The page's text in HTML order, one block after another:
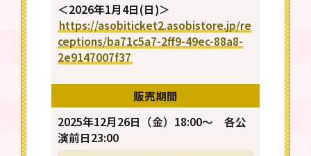
＜2026年1月4日(日)＞
https://asobiticket2.asobistore.jp/re
ceptions/ba71c5a7-2ff9-49ec-88a8-
2e9147007f37
販売期間
2025年12月26日（金）18:00～ 各公
演前日23:00